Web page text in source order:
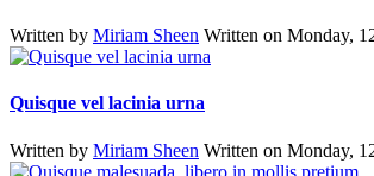
Written by Miriam Sheen Written on Monday,
Quisque vel lacinia urna
Written by Miriam Sheen Written on Monday,